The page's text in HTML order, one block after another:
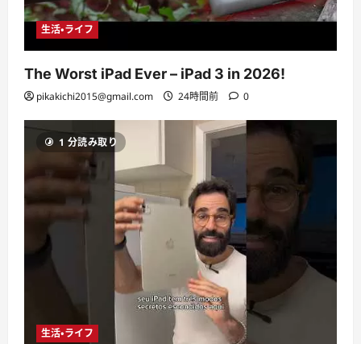
生活・ライフ
The Worst iPad Ever – iPad 3 in 2026!
pikakichi2015@gmail.com 24時間前 0
1 分読み取り
生活・ライフ